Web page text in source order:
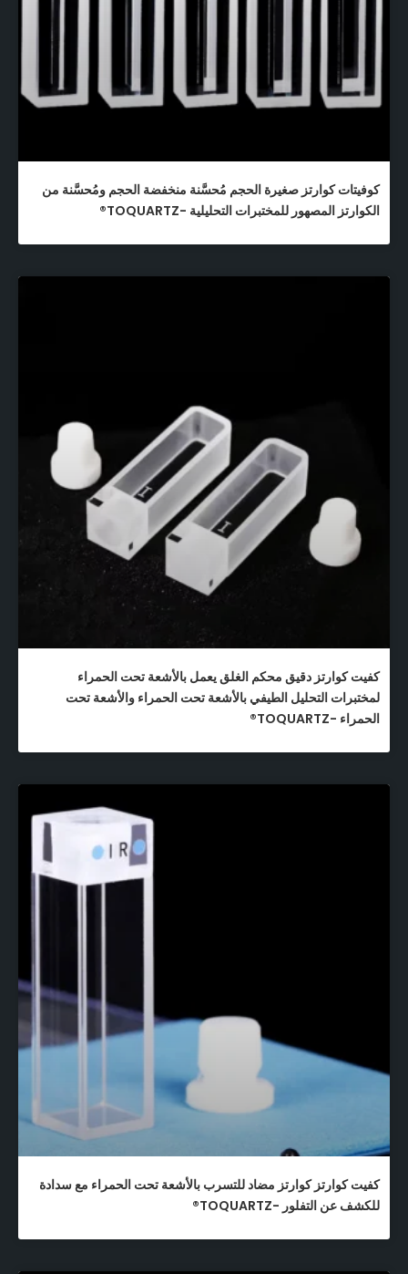
كوفيتات كوارتز صغيرة الحجم مُحسَّنة منخفضة الحجم ومُحسَّنة من
الكوارتز المصهور للمختبرات التحليلية -TOQUARTZ®
كفيت كوارتز دقيق محكم الغلق يعمل بالأشعة تحت الحمراء
لمختبرات التحليل الطيفي بالأشعة تحت الحمراء والأشعة تحت
الحمراء -TOQUARTZ®
كفيت كوارتز كوارتز مضاد للتسرب بالأشعة تحت الحمراء مع سدادة
للكشف عن التفلور -TOQUARTZ®